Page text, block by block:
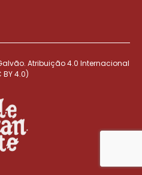
Atribuição 4.0 Internacional
BY 4.0)